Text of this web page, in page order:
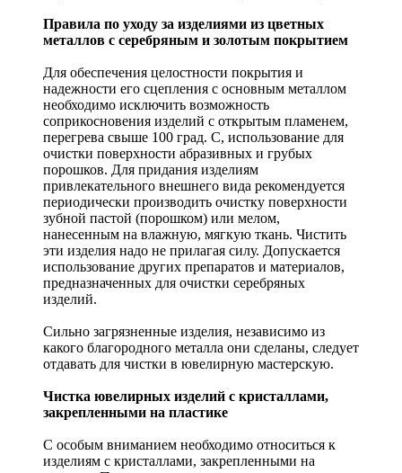
Правила по уходу за изделиями из цветных
металлов с серебряным и золотым покрытием
Для обеспечения целостности покрытия и
надежности его сцепления с основным металлом
необходимо исключить возможность
соприкосновения изделий с открытым пламенем,
перегрева свыше 100 град. С, использование для
очистки поверхности абразивных и грубых
порошков. Для придания изделиям
привлекательного внешнего вида рекомендуется
периодически производить очистку поверхности
зубной пастой (порошком) или мелом,
нанесенным на влажную, мягкую ткань. Чистить
эти изделия надо не прилагая силу. Допускается
использование других препаратов и материалов,
предназначенных для очистки серебряных
изделий.
Сильно загрязненные изделия, независимо из
какого благородного металла они сделаны, следует
отдавать для чистки в ювелирную мастерскую.
Чистка ювелирных изделий с кристаллами,
закрепленными на пластике
С особым вниманием необходимо относиться к
изделиям с кристаллами, закрепленными на